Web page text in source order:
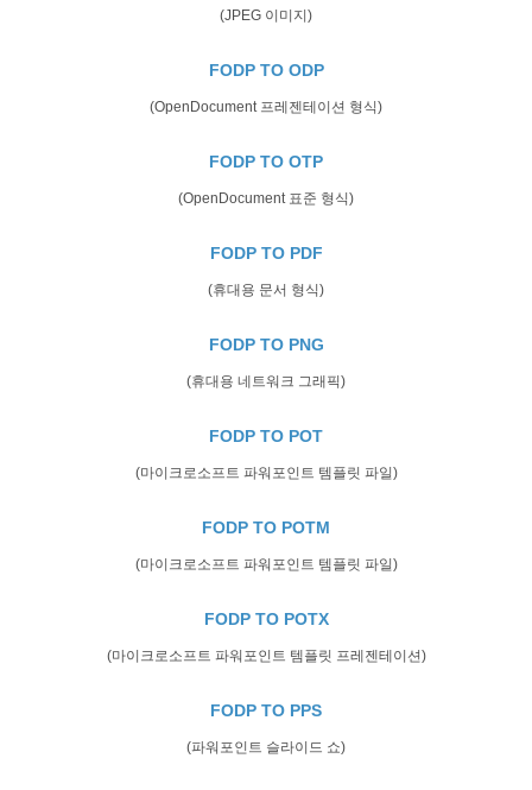
(JPEG 이미지)
FODP TO ODP
(OpenDocument 프레젠테이션 형식)
FODP TO OTP
(OpenDocument 표준 형식)
FODP TO PDF
(휴대용 문서 형식)
FODP TO PNG
(휴대용 네트워크 그래픽)
FODP TO POT
(마이크로소프트 파워포인트 템플릿 파일)
FODP TO POTM
(마이크로소프트 파워포인트 템플릿 파일)
FODP TO POTX
(마이크로소프트 파워포인트 템플릿 프레젠테이션)
FODP TO PPS
(파워포인트 슬라이드 쇼)